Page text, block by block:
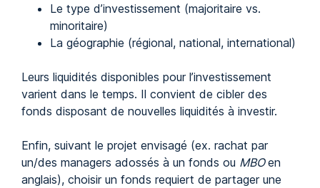
Le type d’investissement (majoritaire vs.
minoritaire)
La géographie (régional, national, international)
Leurs liquidités disponibles pour l’investissement
varient dans le temps. Il convient de cibler des
fonds disposant de nouvelles liquidités à investir.
Enfin, suivant le projet envisagé (ex. rachat par
un/des managers adossés à un fonds ou MBOen
anglais), choisir un fonds requiert de partager une